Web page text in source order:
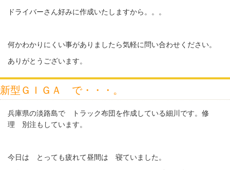
ドライバーさん好みに作成いたしますから。。。
何かわかりにくい事がありましたら気軽に問い合わせください。
ありがとうございます。
新型ＧＩＧＡ で・・・。
兵庫県の淡路島で トラック布団を作成している細川です。修
理 別注もしています。
今日は とっても疲れて昼間は 寝ていました。